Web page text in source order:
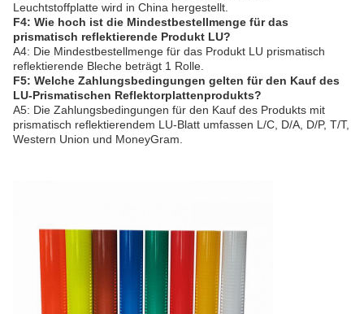
Leuchtstoffplatte wird in China hergestellt.
F4: Wie hoch ist die Mindestbestellmenge für das
prismatisch reflektierende Produkt LU?
A4: Die Mindestbestellmenge für das Produkt LU prismatisch
reflektierende Bleche beträgt 1 Rolle.
F5: Welche Zahlungsbedingungen gelten für den Kauf des
LU-Prismatischen Reflektorplattenprodukts?
A5: Die Zahlungsbedingungen für den Kauf des Produkts mit
prismatisch reflektierendem LU-Blatt umfassen L/C, D/A, D/P, T/T,
Western Union und MoneyGram.